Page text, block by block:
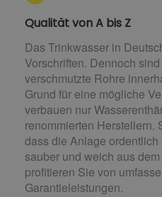
Qualität von A bis Z
Das Trinkwasser in
Vorschriften. Dennoch
verschmutzte Rohre
Grund für eine mögliche
verbauen nur
renommierten Herstellern.
dass die Anlage
sauber und weich aus
profitieren Sie von
Garantieleistungen.